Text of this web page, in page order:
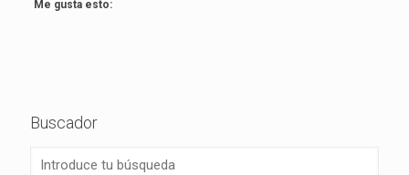
Me gusta esto:
Buscador